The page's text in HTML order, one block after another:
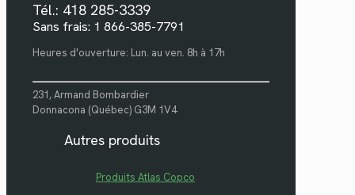
Tél.: 418 285-3339
Sans frais: 1 866-385-7791
Heures d'ouverture: Lun. au ven. 8h à 17h
231, Armand Bombardier
Donnacona (Québec) G3M 1V4
Autres produits
Produits Atlas Copco